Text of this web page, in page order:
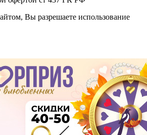
Вы разрешаете использование